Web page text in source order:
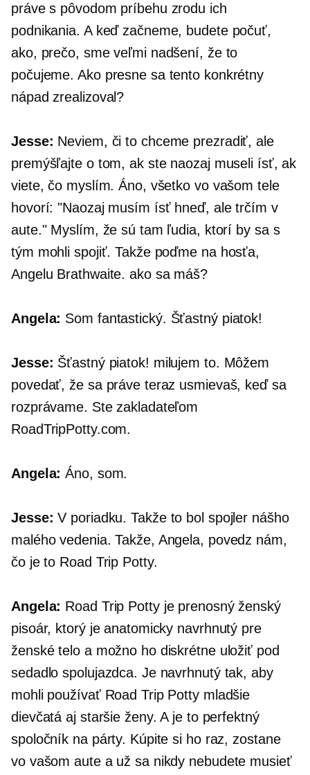
práve s pôvodom príbehu zrodu ich
podnikania. A keď začneme, budete počuť,
ako, prečo, sme veľmi nadšení, že to
počujeme. Ako presne sa tento konkrétny
nápad zrealizoval?
Jesse: Neviem, či to chceme prezradiť, ale
premýšľajte o tom, ak ste naozaj museli ísť, ak
viete, čo myslím. Áno, všetko vo vašom tele
hovorí: "Naozaj musím ísť hneď, ale trčím v
aute." Myslím, že sú tam ľudia, ktorí by sa s
tým mohli spojiť. Takže poďme na hosťa,
Angelu Brathwaite. ako sa máš?
Angela: Som fantastický. Šťastný piatok!
Jesse: Šťastný piatok! milujem to. Môžem
povedať, že sa práve teraz usmievaš, keď sa
rozprávame. Ste zakladateľom
RoadTripPotty.com.
Angela: Áno, som.
Jesse: V poriadku. Takže to bol spojler nášho
malého vedenia. Takže, Angela, povedz nám,
čo je to Road Trip Potty.
Angela: Road Trip Potty je prenosný ženský
pisoár, ktorý je anatomicky navrhnutý pre
ženské telo a možno ho diskrétne uložiť pod
sedadlo spolujazdca. Je navrhnutý tak, aby
mohli používať Road Trip Potty mladšie
dievčatá aj staršie ženy. A je to perfektný
spoločník na párty. Kúpite si ho raz, zostane
vo vašom aute a už sa nikdy nebudete musieť